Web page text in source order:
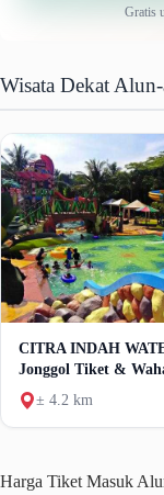
Gratis
Wisata Dekat
CITRA INDAH
Jonggol Tiket &
± 4.2 km
Harga Tiket Masuk